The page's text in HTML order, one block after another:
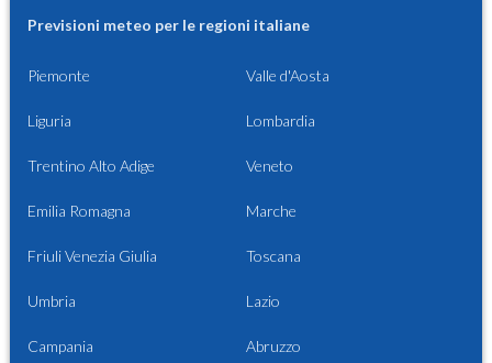
Previsioni meteo per le regioni italiane
Piemonte Valle d'Aosta
Liguria Lombardia
Trentino Alto Adige Veneto
Emilia Romagna Marche
Friuli Venezia Giulia Toscana
Umbria Lazio
Campania Abruzzo